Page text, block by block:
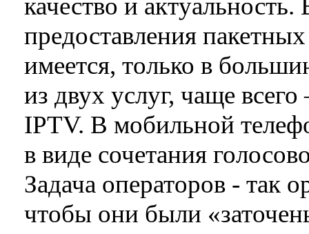
качество и
предоставления
имеется, только в
из двух услуг, чаще
IPTV. В мобильной
в виде сочетания
Задача операторов - так
чтобы они были